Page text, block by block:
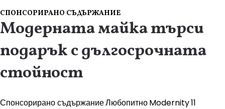
СПОНСОРИРАНО СЪДЪРЖАНИЕ
Модерната майка търси
подарък с дългосрочната
стойност
Спонсорирано съдържаниеЛюбопитноModernity11